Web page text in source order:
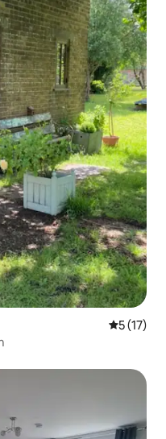
5 av 5 i
5 (17)